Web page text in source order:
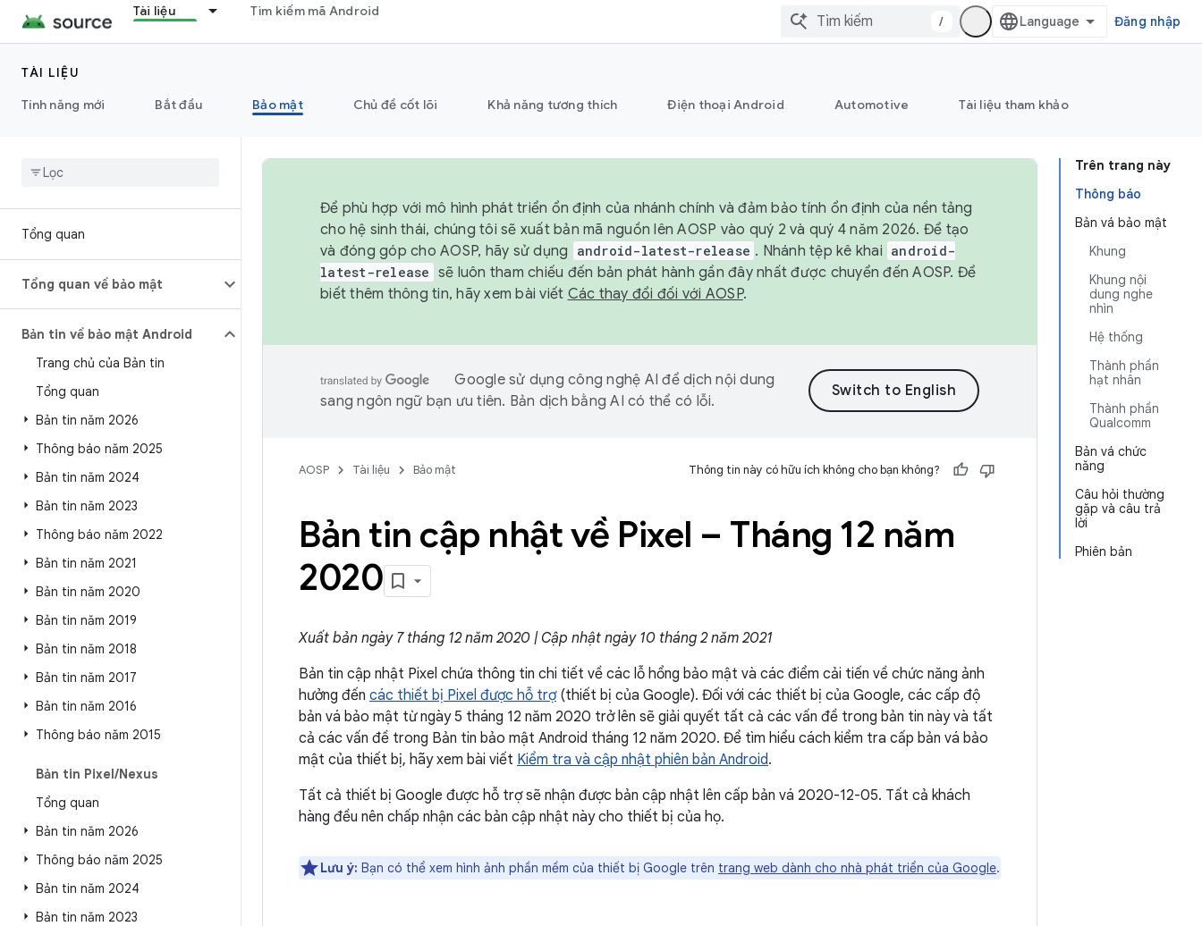
Tài liệu Tìm kiếm mã Android
/ Đăng nhập
TÀI LIỆU
Tính năng mới
Bắt đầu Bảo mật Chủ đề cốt lõi Khả năng tương thích Điện thoại Android Automotive Tài liệu tham khảo
Tổng quan
Tổng quan về bảo mật
Bản tin về bảo mật Android
Trang chủ của Bản tin
Tổng quan
Bản tin năm 2026
Thông báo năm 2025
Bản tin năm 2024
Bản tin năm 2023
Thông báo năm 2022
Bản tin năm 2021
Bản tin năm 2020
Bản tin năm 2019
Bản tin năm 2018
Bản tin năm 2017
Bản tin năm 2016
Thông báo năm 2015
Bản tin Pixel/Nexus
Tổng quan
Bản tin năm 2026
Thông báo năm 2025
Bản tin năm 2024
Bản tin năm 2023
Trên trang này
Thông báo
Bản vá bảo mật
Khung
Khung nội
dung nghe
nhìn
Hệ thống
Thành phần
hạt nhân
Thành phần
Qualcomm
Bản vá chức
năng
Câu hỏi thường
gặp và câu trả
lời
Phiên bản
Để phù hợp với mô hình phát triển ổn định của nhánh chính và đảm bảo tính ổn định của nền tảng
cho hệ sinh thái, chúng tôi sẽ xuất bản mã nguồn lên AOSP vào quý 2 và quý 4 năm 2026. Để tạo
và đóng góp cho AOSP, hãy sử dụng
android-latest-release . Nhánh tệp kê khai android-
latest-release sẽ luôn tham chiếu đến bản phát hành gần đây nhất được chuyển đến AOSP. Để
biết thêm thông tin, hãy xem bài viết Các thay đổi đối với AOSP.
Google sử dụng công nghệ AI để dịch nội dung
sang ngôn ngữ bạn ưu tiên. Bản dịch bằng AI có thể có lỗi.
AOSP Tài liệu Bảo mật Thông tin này có hữu ích không cho bạn không?
Bản tin cập nhật về Pixel – Tháng 12 năm
2020
Xuất bản ngày 7 tháng 12 năm 2020 | Cập nhật ngày 10 tháng 2 năm 2021
Bản tin cập nhật Pixel chứa thông tin chi tiết về các lỗ hổng bảo mật và các điểm cải tiến về chức năng ảnh
hưởng đến các thiết bị Pixel được hỗ trợ(thiết bị của Google). Đối với các thiết bị của Google, các cấp độ
bản vá bảo mật từ ngày 5 tháng 12 năm 2020 trở lên sẽ giải quyết tất cả các vấn đề trong bản tin này và tất
cả các vấn đề trong Bản tin bảo mật Android tháng 12 năm 2020. Để tìm hiểu cách kiểm tra cấp bản vá bảo
mật của thiết bị, hãy xem bài viết Kiểm tra và cập nhật phiên bản Android.
Tất cả thiết bị Google được hỗ trợ sẽ nhận được bản cập nhật lên cấp bản vá 2020-12-05. Tất cả khách
hàng đều nên chấp nhận các bản cập nhật này cho thiết bị của họ.
Lưu ý: Bạn có thể xem hình ảnh phần mềm của thiết bị Google trên trang web dành cho nhà phát triển của Google.